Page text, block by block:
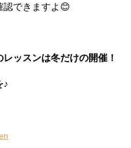
認できますよ😊
ッスンは冬だけの開催！
♪